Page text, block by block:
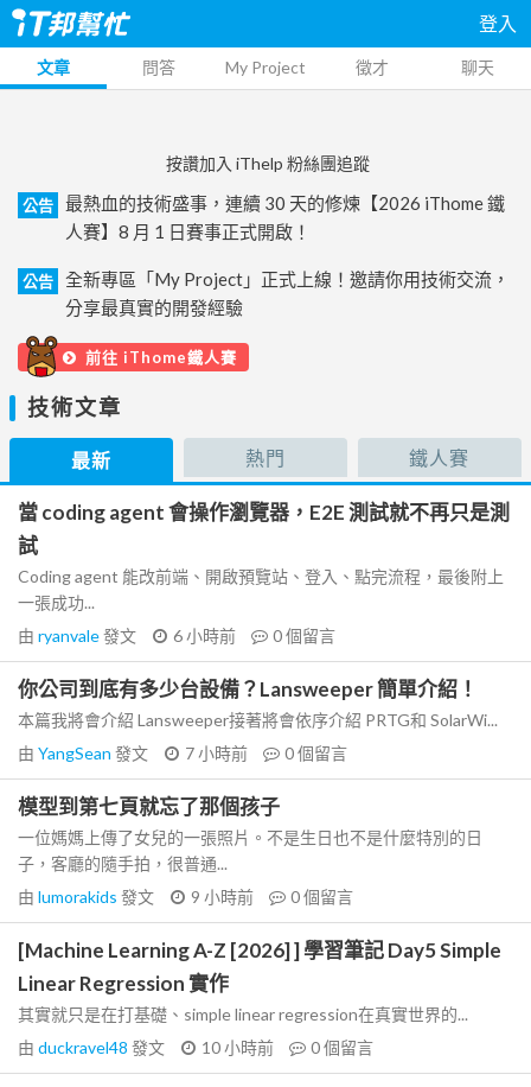
登入
文章 問答 My Project 徵才 聊天
按讚加入 iThelp 粉絲團追蹤
公告
最熱血的技術盛事，連續 30 天的修煉【2026 iThome 鐵
人賽】8 月 1 日賽事正式開啟！
公告
全新專區「My Project」正式上線！邀請你用技術交流，
分享最真實的開發經驗
前往 iThome鐵人賽
技術文章
最新 熱門 鐵人賽
當 coding agent 會操作瀏覽器，E2E 測試就不再只是測
試
Coding agent 能改前端、開啟預覽站、登入、點完流程，最後附上
一張成功...
由 ryanvale發文 6 小時前 0個留言
你公司到底有多少台設備？Lansweeper 簡單介紹！
本篇我將會介紹 Lansweeper接著將會依序介紹 PRTG和 SolarWi...
由 YangSean 發文 7 小時前 0個留言
模型到第七頁就忘了那個孩子
一位媽媽上傳了女兒的一張照片。不是生日也不是什麼特別的日
子，客廳的隨手拍，很普通...
由 lumorakids 發文 9 小時前 0個留言
[Machine Learning A-Z [2026] ] 學習筆記 Day5 Simple
Linear Regression 實作
其實就只是在打基礎、simple linear regression在真實世界的...
由 duckravel48 發文 10 小時前 0個留言